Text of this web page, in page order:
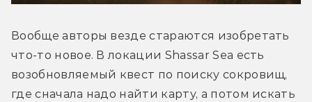
Вообще авторы везде стараются изобретать
что-то новое. В локации Shassar Sea есть
возобновляемый квест по поиску сокровищ,
где сначала надо найти карту, а потом искать